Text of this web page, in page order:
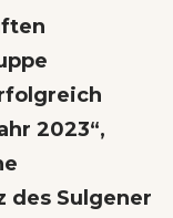
2023“,
des Sulgener